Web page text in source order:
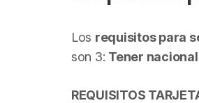
Los requisitos para
son 3: Tener
REQUISITOS